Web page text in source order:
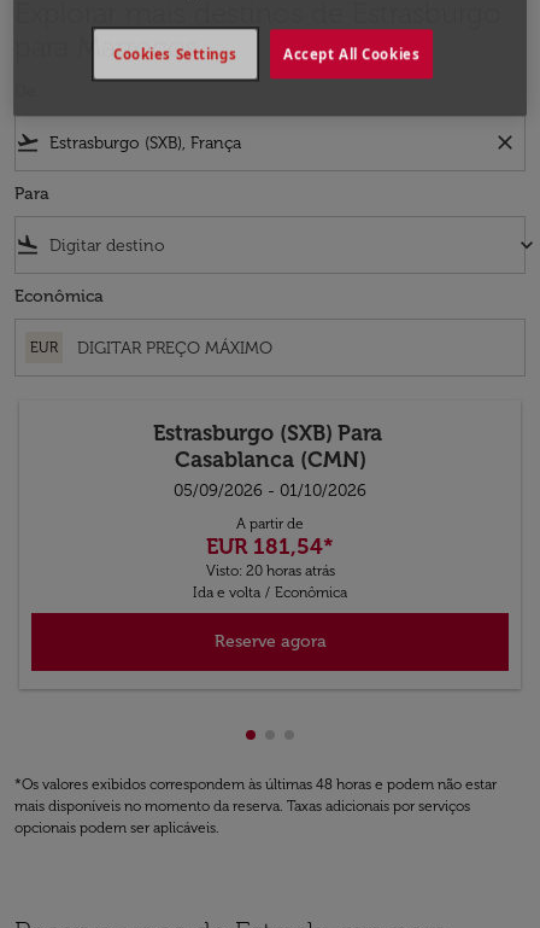
para Marrocos
flight_takeoff close
Para
flight_land keyboard_arrow_down
Econômica
EUR
Estrasburgo (SXB) Para
Casablanca (CMN)
05/09/2026 - 01/10/2026
A partir de
EUR 181,54*
Visto: 20 horas atrás
Ida e volta / Econômica
Reserve agora
Mostrando de cmp-
Mostrando de cmp-
Mostrando de cmp-
*Os valores exibidos correspondem às últimas 48 horas e podem não estar
mais disponíveis no momento da reserva. Taxas adicionais por serviços
opcionais podem ser aplicáveis.
Accept All Cookies
Cookies Settings